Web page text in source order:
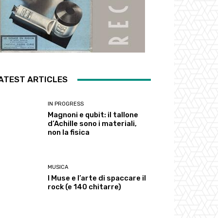
ARTICLES
IN PROGRESS
Magnoni e qubit: il tallone
d’Achille sono i materiali,
non la fisica
MUSICA
I Muse e l’arte di spaccare il
rock (e 140 chitarre)